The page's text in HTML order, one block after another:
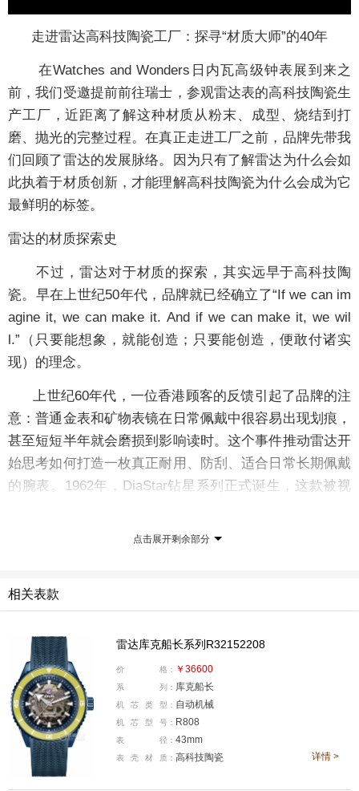
走进雷达高科技陶瓷工厂：探寻“材质大师”的40年
在Watches and Wonders日内瓦高级钟表展到来之
前，我们受邀提前前往瑞士，参观雷达表的高科技陶瓷生
产工厂，近距离了解这种材质从粉末、成型、烧结到打
磨、抛光的完整过程。在真正走进工厂之前，品牌先带我
们回顾了雷达的发展脉络。因为只有了解雷达为什么会如
此执着于材质创新，才能理解高科技陶瓷为什么会成为它
最鲜明的标签。
雷达的材质探索史
不过，雷达对于材质的探索，其实远早于高科技陶
瓷。早在上世纪50年代，品牌就已经确立了“If we can im
agine it, we can make it. And if we can make it, we wil
l.”（只要能想象，就能创造；只要能创造，便敢付诸实
现）的理念。
上世纪60年代，一位香港顾客的反馈引起了品牌的注
意：普通金表和矿物表镜在日常佩戴中很容易出现划痕，
甚至短短半年就会磨损到影响读时。这个事件推动雷达开
始思考如何打造一枚真正耐用、防刮、适合日常长期佩戴
的腕表。1962年， DiaStar钻星系列正式诞生，这款被视
点击展开剩余部分
相关表款
雷达库克船长系列R32152208
价 格： ￥36600
系 列： 库克船长
机 芯 类 型： 自动机械
机 芯 型 号： R808
表 径： 43mm
表 壳 材 质： 高科技陶瓷 详情 >